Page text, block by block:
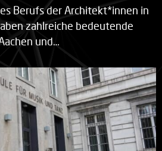
Berufs der Architekt*innen in
zahlreiche bedeutende
und…